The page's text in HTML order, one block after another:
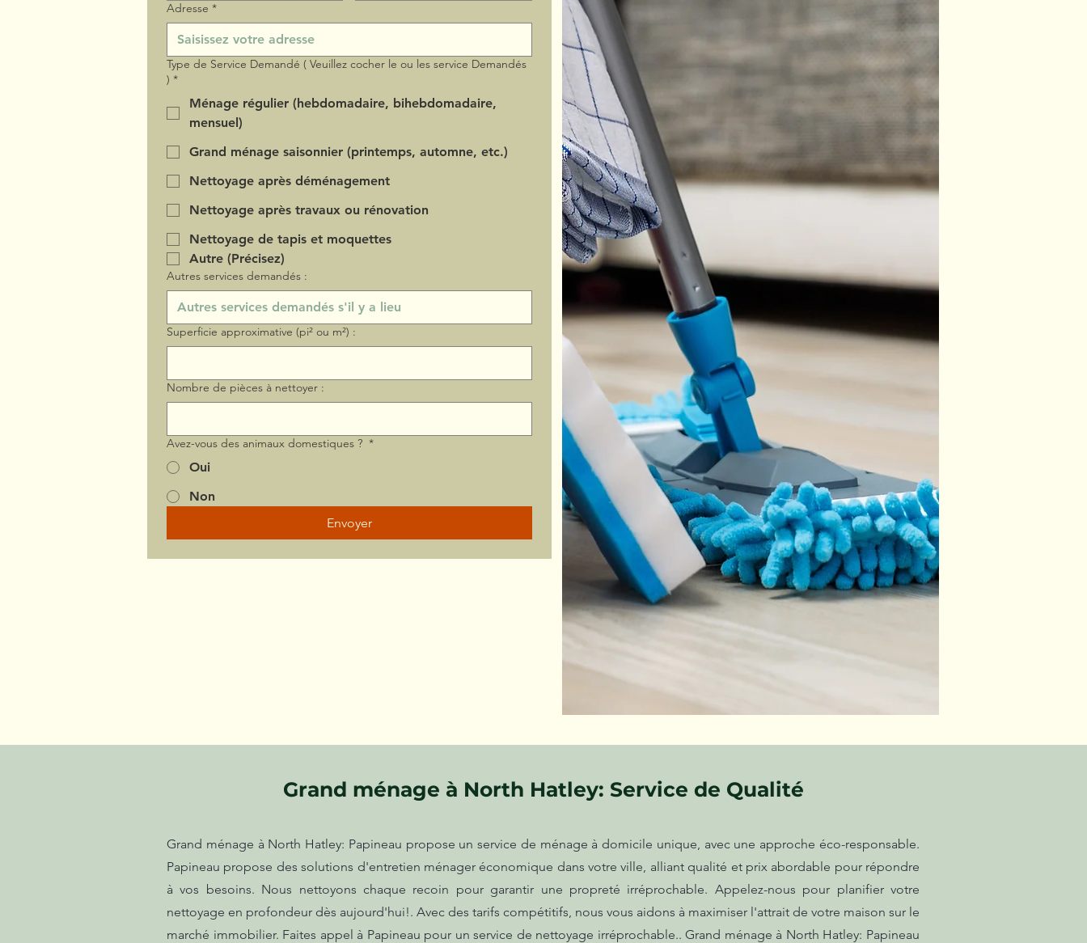
Adresse *
Type de Service Demandé ( Veuillez cocher le ou les service Demandés
) *
Ménage régulier (hebdomadaire, bihebdomadaire,
mensuel)
Grand ménage saisonnier (printemps, automne, etc.)
Nettoyage après déménagement
Nettoyage après travaux ou rénovation
Nettoyage de tapis et moquettes
Autre (Précisez)
Autres services demandés :
Superficie approximative (pi² ou m²) :
Nombre de pièces à nettoyer :
Avez-vous des animaux domestiques ? *
Oui
Non
Envoyer
Grand ménage à North Hatley: Service de Qualité
Grand ménage à North Hatley: Papineau propose un service de ménage à domicile unique, avec une approche éco-responsable.
Papineau propose des solutions d'entretien ménager économique dans votre ville, alliant qualité et prix abordable pour répondre
à vos besoins. Nous nettoyons chaque recoin pour garantir une propreté irréprochable. Appelez-nous pour planifier votre
nettoyage en profondeur dès aujourd'hui!. Avec des tarifs compétitifs, nous vous aidons à maximiser l'attrait de votre maison sur le
marché immobilier. Faites appel à Papineau pour un service de nettoyage irréprochable.. Grand ménage à North Hatley: Papineau